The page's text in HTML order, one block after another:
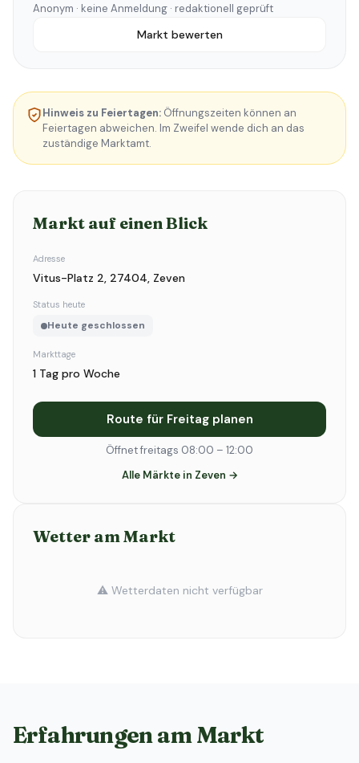
Anonym · keine Anmeldung · redaktionell geprüft
Markt bewerten
Hinweis zu Feiertagen: Öffnungszeiten können an
Feiertagen abweichen. Im Zweifel wende dich an das
zuständige Marktamt.
Markt auf einen Blick
Adresse
Vitus-Platz 2, 27404, Zeven
Status heute
Heute geschlossen
Markttage
1 Tag pro Woche
Route für Freitag planen
Öffnet freitags 08:00 – 12:00
Alle Märkte in Zeven →
Wetter am Markt
⚠️ Wetterdaten nicht verfügbar
Erfahrungen am Markt